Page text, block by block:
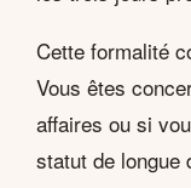
Cette formalité
Vous êtes
affaires ou si
statut de longue